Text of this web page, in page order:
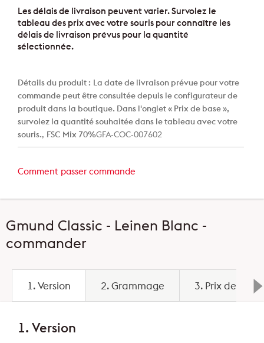
Les délais de livraison peuvent varier. Survolez le
tableau des prix avec votre souris pour connaître les
délais de livraison prévus pour la quantité
sélectionnée.
Détails du produit : La date de livraison prévue pour votre
commande peut être consultée depuis le configurateur de
produit dans la boutique. Dans l'onglet « Prix de base »,
survolez la quantité souhaitée dans le tableau avec votre
souris., FSC Mix 70%GFA-COC-007602
Comment passer commande
Gmund Classic - Leinen Blanc -
commander
1. Version 2. Grammage 3. Prix de base
1. Version